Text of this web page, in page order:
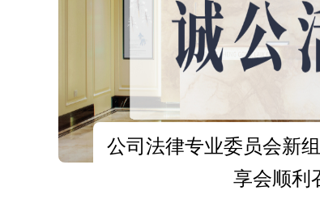
公司法律专业委员会新
享会顺利